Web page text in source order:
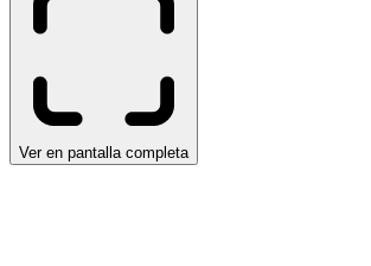
Ver en pantalla completa